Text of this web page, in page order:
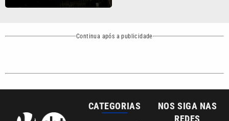
Continua após a publicidade
Esportes